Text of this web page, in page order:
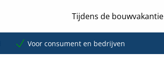
Tijdens de
Voor consument en bedrijven